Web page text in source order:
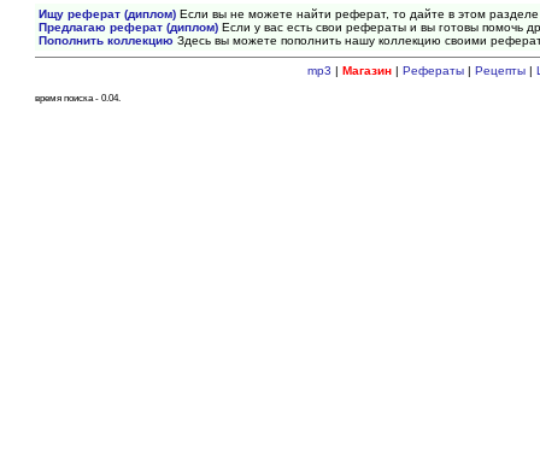
Ищу реферат (диплом) Если вы не можете найти реферат, то дайте в этом
Предлагаю реферат (диплом) Если у вас есть свои рефераты и вы готовы помочь
Пополнить коллекцию Здесь вы можете пополнить нашу коллекцию своими
mp3 | Магазин| Рефераты| Рецепты|
время поиска - 0.04.